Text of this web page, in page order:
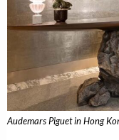
Audemars Piguet in Hong